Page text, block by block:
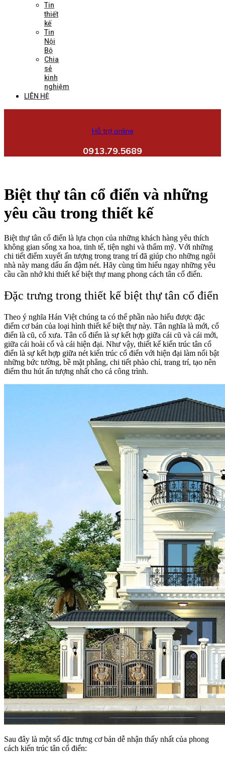
Tin
thiết
kế
Tin
Nội
Bộ
Chia
sẻ
kinh
nghiệm
LIÊN HỆ
Hỗ trợ online
0913.79.5689
Biệt thự tân cổ điển và những
yêu cầu trong thiết kế
Biệt thự tân cổ điển là lựa chọn của những khách hàng yêu thích
không gian sống xa hoa, tinh tế, tiện nghi và thẩm mỹ. Với những
chi tiết điểm xuyết ấn tượng trong trang trí đã giúp cho những ngôi
nhà này mang dấu ấn đậm nét. Hãy cùng tìm hiểu ngay những yêu
cầu cần nhớ khi thiết kế biệt thự mang phong cách tân cổ điển.
Đặc trưng trong thiết kế biệt thự tân cổ điển
Theo ý nghĩa Hán Việt chúng ta có thể phần nào hiểu được đặc
điểm cơ bản của loại hình thiết kế biệt thự này. Tân nghĩa là mới, cổ
điển là cũ, cổ xưa. Tân cổ điển là sự kết hợp giữa cái cũ và cái mới,
giữa cái hoài cổ và cái hiện đại. Như vậy, thiết kế kiến trúc tân cổ
điển là sự kết hợp giữa nét kiến trúc cổ điển với hiện đại làm nổi bật
những bức tường, bề mặt phẳng, chi tiết phào chỉ, trang trí, tạo nên
điểm thu hút ấn tượng nhất cho cả công trình.
Sau đây là một số đặc trưng cơ bản dễ nhận thấy nhất của phong
cách kiến trúc tân cổ điển: